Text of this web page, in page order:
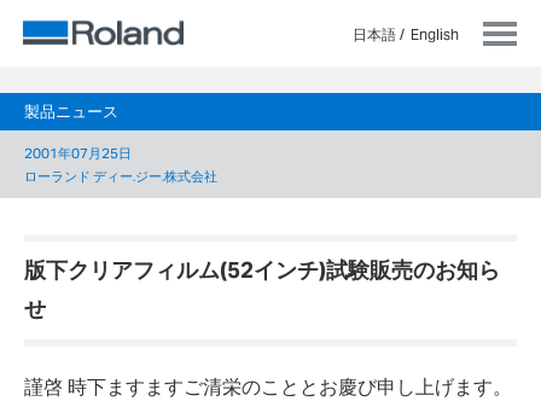
日本語 English
製品ニュース
2001年07月25日
ローランド ディー.ジー.株式会社
版下クリアフィルム(52インチ)試験販売のお知ら
せ
謹啓 時下ますますご清栄のこととお慶び申し上げます。